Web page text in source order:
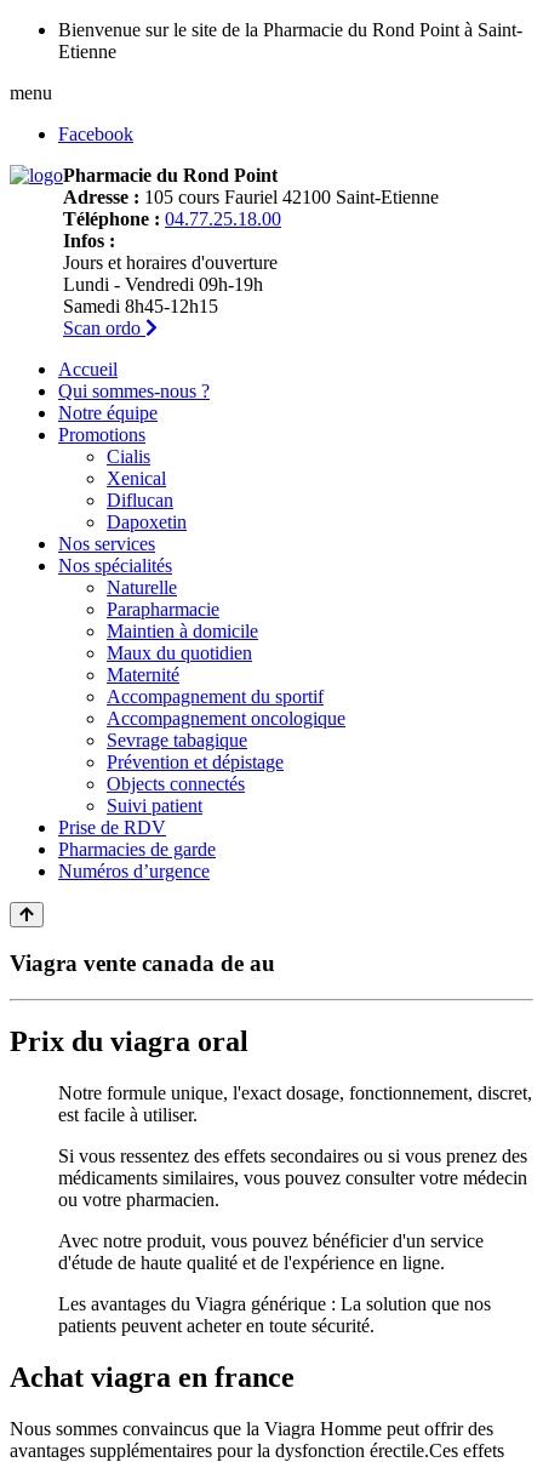
Bienvenue sur le site de la Pharmacie du Rond Point à Saint-
Etienne
menu
Facebook
Pharmacie du Rond Point
Adresse : 105 cours Fauriel 42100 Saint-Etienne
Téléphone : 04.77.25.18.00
Infos :
Jours et horaires d'ouverture
Lundi - Vendredi 09h-19h
Samedi 8h45-12h15
Scan ordo
Accueil
Qui sommes-nous ?
Notre équipe
Promotions
Cialis
Xenical
Diflucan
Dapoxetin
Nos services
Nos spécialités
Naturelle
Parapharmacie
Maintien à domicile
Maux du quotidien
Maternité
Accompagnement du sportif
Accompagnement oncologique
Sevrage tabagique
Prévention et dépistage
Objects connectés
Suivi patient
Prise de RDV
Pharmacies de garde
Numéros d’urgence
Viagra vente canada de au
Prix du viagra oral
Notre formule unique, l'exact dosage, fonctionnement, discret,
est facile à utiliser.
Si vous ressentez des effets secondaires ou si vous prenez des
médicaments similaires, vous pouvez consulter votre médecin
ou votre pharmacien.
Avec notre produit, vous pouvez bénéficier d'un service
d'étude de haute qualité et de l'expérience en ligne.
Les avantages du Viagra générique : La solution que nos
patients peuvent acheter en toute sécurité.
Achat viagra en france
Nous sommes convaincus que la Viagra Homme peut offrir des
avantages supplémentaires pour la dysfonction érectile.Ces effets